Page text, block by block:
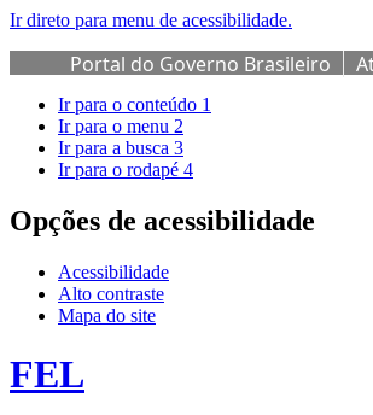
Ir direto para menu de acessibilidade.
Portal do Governo Brasileiro
Ir para o conteúdo 1
Ir para o menu 2
Ir para a busca 3
Ir para o rodapé 4
Opções de acessibilidade
Acessibilidade
Alto contraste
Mapa do site
FEL